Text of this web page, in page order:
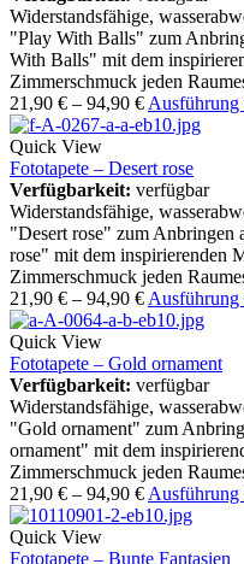
Widerstandsfähige,
"Play With Balls" zum
With Balls" mit dem
Zimmerschmuck jeden
21,90 € – 94,90 € Ausführung
Quick View
Fototapete – Desert rose
Verfügbarkeit: verfügbar
Widerstandsfähige,
"Desert rose" zum Anbringen
rose" mit dem inspirierenden
Zimmerschmuck jeden
21,90 € – 94,90 € Ausführung
Quick View
Fototapete – Gold ornament
Verfügbarkeit: verfügbar
Widerstandsfähige,
"Gold ornament" zum
ornament" mit dem
Zimmerschmuck jeden
21,90 € – 94,90 € Ausführung
Quick View
Fototapete – Bunte Fantasien